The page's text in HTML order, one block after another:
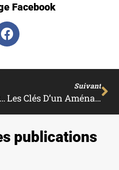
Facebook
Dosage Béton 350 Kg Avec Mélange Sable Gravier
Suivant
Les Clés D’un Aménagement Moderne : Lumière Naturelle Et Espaces Ouverts
publications